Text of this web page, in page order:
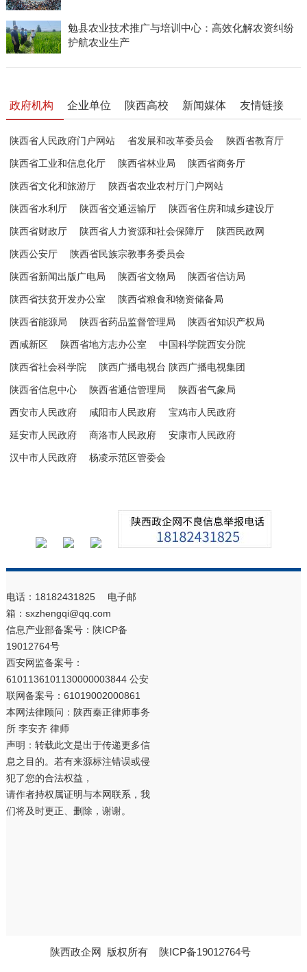
勉县农业技术推广与培训中心：高效化解农资纠纷
护航农业生产
政府机构 企业单位 陕西高校 新闻媒体 友情链接
陕西省人民政府门户网站 省发展和改革委员会 陕西省教育厅
陕西省工业和信息化厅 陕西省林业局 陕西省商务厅
陕西省文化和旅游厅 陕西省农业农村厅门户网站
陕西省水利厅 陕西省交通运输厅 陕西省住房和城乡建设厅
陕西省财政厅 陕西省人力资源和社会保障厅 陕西民政网
陕西公安厅 陕西省民族宗教事务委员会
陕西省新闻出版广电局 陕西省文物局 陕西省信访局
陕西省扶贫开发办公室 陕西省粮食和物资储备局
陕西省能源局 陕西省药品监督管理局 陕西省知识产权局
西咸新区 陕西省地方志办公室 中国科学院西安分院
陕西省社会科学院 陕西广播电视台 陕西广播电视集团
陕西省信息中心 陕西省通信管理局 陕西省气象局
西安市人民政府 咸阳市人民政府 宝鸡市人民政府
延安市人民政府 商洛市人民政府 安康市人民政府
汉中市人民政府 杨凌示范区管委会
电话：18182431825 电子邮
箱：sxzhengqi@qq.com
信息产业部备案号： 陕ICP备
19012764号
西安网监备案号：
6101136101130000003844 公安
联网备案号：61019002000861
本网法律顾问：陕西秦正律师事务
所 李安齐 律师
声明：转载此文是出于传递更多信
息之目的。若有来源标注错误或侵
犯了您的合法权益，
请作者持权属证明与本网联系，我
们将及时更正、删除，谢谢。
陕西政企网 版权所有 陕ICP备19012764号